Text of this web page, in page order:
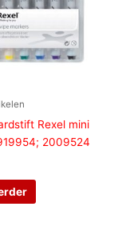
Rexel mini
2009524